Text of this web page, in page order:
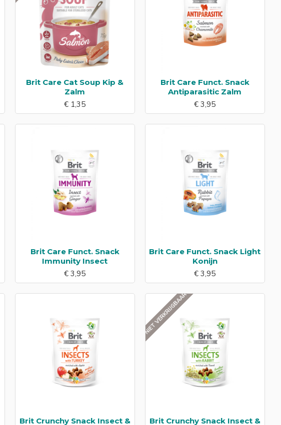
Brit Care Cat Soup Kip &
Zalm
€ 1,35
Brit Care Funct. Snack
Antiparasitic Zalm
€ 3,95
Brit Care Funct. Snack
Immunity Insect
€ 3,95
Brit Care Funct. Snack Light
Konijn
€ 3,95
Brit Crunchy Snack Insect &
NIET VERKRIJGBAAR
Brit Crunchy Snack Insect &